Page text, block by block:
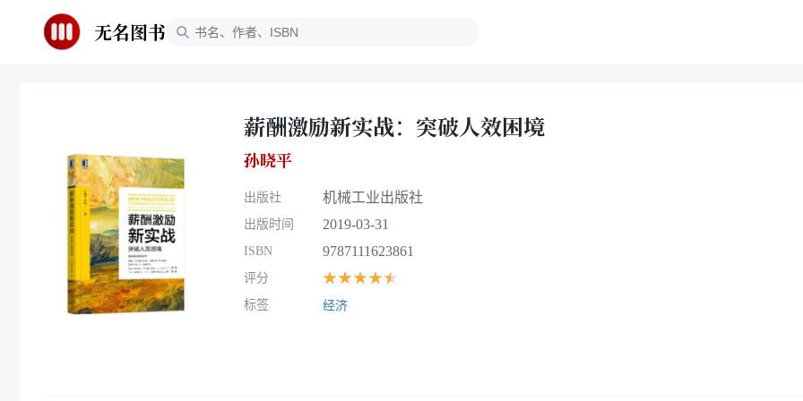
无名图书
薪酬激励新实战：突破人效困境
孙晓平
出版社 机械工业出版社
出版时间 2019-03-31
ISBN 9787111623861
评分 ★★★★★
标签 经济